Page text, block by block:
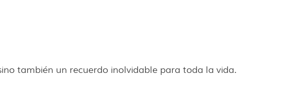
también un recuerdo inolvidable para toda la vida.